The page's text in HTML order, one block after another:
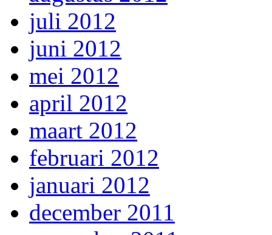
juli 2012
juni 2012
mei 2012
april 2012
maart 2012
februari 2012
januari 2012
december 2011